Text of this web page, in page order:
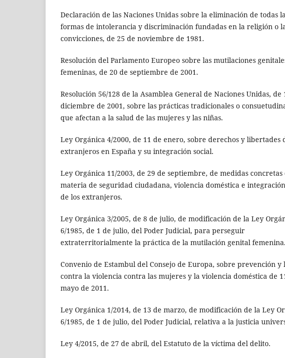
Declaración de las Naciones Unidas sobre la eliminación de todas
formas de intolerancia y discriminación fundadas en la religión o
convicciones, de 25 de noviembre de 1981.
Resolución del Parlamento Europeo sobre las mutilaciones
femeninas, de 20 de septiembre de 2001.
Resolución 56/128 de la Asamblea General de Naciones Unidas, de
diciembre de 2001, sobre las prácticas tradicionales o
que afectan a la salud de las mujeres y las niñas.
Ley Orgánica 4/2000, de 11 de enero, sobre derechos y libertades
extranjeros en España y su integración social.
Ley Orgánica 11/2003, de 29 de septiembre, de medidas concretas
materia de seguridad ciudadana, violencia doméstica e
de los extranjeros.
Ley Orgánica 3/2005, de 8 de julio, de modificación de la Ley
6/1985, de 1 de julio, del Poder Judicial, para perseguir
extraterritorialmente la práctica de la mutilación genital femenina.
Convenio de Estambul del Consejo de Europa, sobre prevención y
contra la violencia contra las mujeres y la violencia doméstica de
mayo de 2011.
Ley Orgánica 1/2014, de 13 de marzo, de modificación de la Ley
6/1985, de 1 de julio, del Poder Judicial, relativa a la justicia
Ley 4/2015, de 27 de abril, del Estatuto de la víctima del delito.